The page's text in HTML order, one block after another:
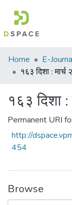
Communities
&
All of DSpace
Statistics
Home E-
१६३ दिशा : मार्च
१६३ दिशा :
Permanent URI
http://
454
Browse